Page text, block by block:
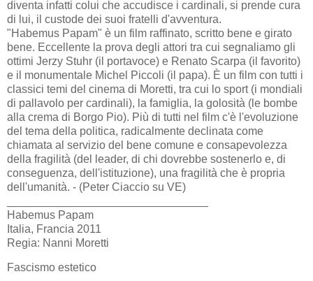
diventa infatti colui che accudisce i cardinali, si prende cura
di lui, il custode dei suoi fratelli d'avventura.
"Habemus Papam" è un film raffinato, scritto bene e girato
bene. Eccellente la prova degli attori tra cui segnaliamo gli
ottimi Jerzy Stuhr (il portavoce) e Renato Scarpa (il favorito)
e il monumentale Michel Piccoli (il papa). È un film con tutti i
classici temi del cinema di Moretti, tra cui lo sport (i mondiali
di pallavolo per cardinali), la famiglia, la golosità (le bombe
alla crema di Borgo Pio). Più di tutti nel film c'è l'evoluzione
del tema della politica, radicalmente declinata come
chiamata al servizio del bene comune e consapevolezza
della fragilità (del leader, di chi dovrebbe sostenerlo e, di
conseguenza, dell'istituzione), una fragilità che è propria
dell'umanità. - (Peter Ciaccio su VE)
Habemus Papam
Italia, Francia 2011
Regia: Nanni Moretti
Fascismo estetico